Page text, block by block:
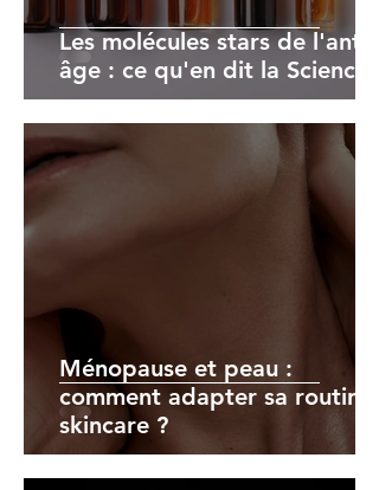
Les molécules stars de l'anti-
âge : ce qu'en dit la Science
Ménopause et peau :
comment adapter sa routine
skincare ?